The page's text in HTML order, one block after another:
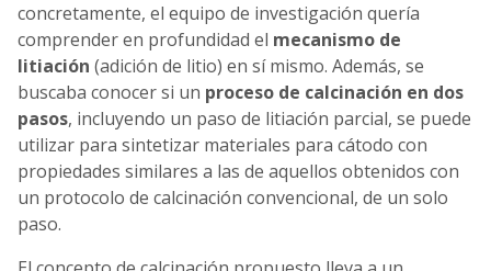
concretamente, el equipo de investigación quería
comprender en profundidad el mecanismo de
litiación (adición de litio) en sí mismo. Además, se
buscaba conocer si un proceso de calcinación en dos
pasos, incluyendo un paso de litiación parcial, se puede
utilizar para sintetizar materiales para cátodo con
propiedades similares a las de aquellos obtenidos con
un protocolo de calcinación convencional, de un solo
paso.